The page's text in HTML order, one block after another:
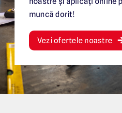
muncă dorit!
Vezi ofertele noastre